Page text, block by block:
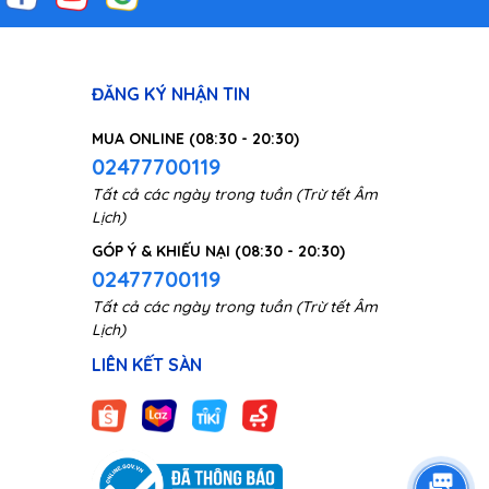
ĐĂNG KÝ NHẬN TIN
MUA ONLINE (08:30 - 20:30)
02477700119
Tất cả các ngày trong tuần (Trừ tết Âm
Lịch)
GÓP Ý & KHIẾU NẠI (08:30 - 20:30)
02477700119
Tất cả các ngày trong tuần (Trừ tết Âm
Lịch)
LIÊN KẾT SÀN